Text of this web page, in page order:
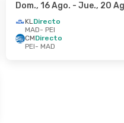
Dom., 16 Ago. - Jue., 20
KLDirecto
MAD- PEI
CMDirecto
PEI- MAD